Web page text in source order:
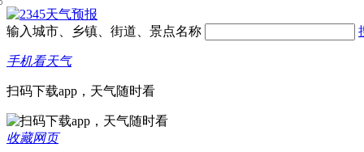
输入城市、乡镇、街道、景点名称
手机看天气
扫码下载app，天气随时看
收藏网页